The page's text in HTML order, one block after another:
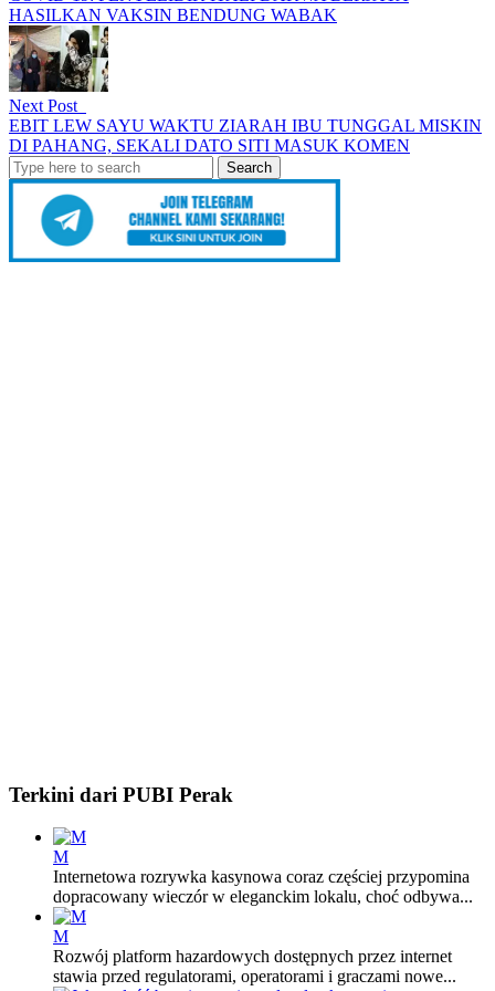
HASILKAN VAKSIN BENDUNG WABAK
Next Post
EBIT LEW SAYU WAKTU ZIARAH IBU TUNGGAL MISKIN
DI PAHANG, SEKALI DATO SITI MASUK KOMEN
Search
for:
Terkini dari PUBI Perak
M
Internetowa rozrywka kasynowa coraz częściej przypomina
dopracowany wieczór w eleganckim lokalu, choć odbywa...
M
Rozwój platform hazardowych dostępnych przez internet
stawia przed regulatorami, operatorami i graczami nowe...